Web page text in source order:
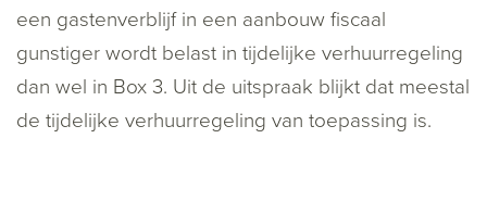
een gastenverblijf in een aanbouw fiscaal
gunstiger wordt belast in tijdelijke verhuurregeling
dan wel in Box 3. Uit de uitspraak blijkt dat meestal
de tijdelijke verhuurregeling van toepassing is.